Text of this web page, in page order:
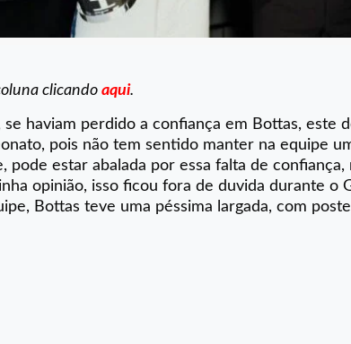
clicandoaqui.
haviam perdido a confiança em Bottas, este
pois não tem sentido manter na equipe
pode estar abalada por essa falta de
opinião, isso ficou fora de duvida durante o
Bottas teve uma péssima largada, com